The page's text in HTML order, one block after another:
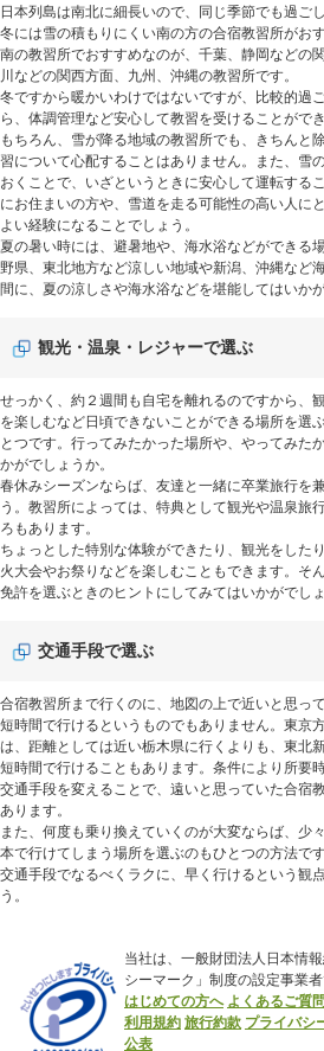
日本列島は南北に細長いので、同じ季節でも過ご
冬には雪の積もりにくい南の方の合宿教習所がおす
南の教習所でおすすめなのが、千葉、静岡などの
川などの関西方面、九州、沖縄の教習所です。
冬ですから暖かいわけではないですが、比較的過
ら、体調管理など安心して教習を受けることができ
もちろん、雪が降る地域の教習所でも、きちんと
習について心配することはありません。また、雪
おくことで、いざというときに安心して運転する
にお住まいの方や、雪道を走る可能性の高い人に
よい経験になることでしょう。
夏の暑い時には、避暑地や、海水浴などができる
野県、東北地方など涼しい地域や新潟、沖縄など
間に、夏の涼しさや海水浴などを堪能してはいかが
観光・温泉・レジャーで選ぶ
せっかく、約２週間も自宅を離れるのですから、
を楽しむなど日頃できないことができる場所を選
とつです。行ってみたかった場所や、やってみた
かがでしょうか。
春休みシーズンならば、友達と一緒に卒業旅行を
う。教習所によっては、特典として観光や温泉旅
ろもあります。
ちょっとした特別な体験ができたり、観光をした
火大会やお祭りなどを楽しむこともできます。そ
免許を選ぶときのヒントにしてみてはいかがでしょ
交通手段で選ぶ
合宿教習所まで行くのに、地図の上で近いと思っ
短時間で行けるというものでもありません。東京
は、距離としては近い栃木県に行くよりも、東北
短時間で行けることもあります。条件により所要
交通手段を変えることで、遠いと思っていた合宿
あります。
また、何度も乗り換えていくのが大変ならば、少
本で行けてしまう場所を選ぶのもひとつの方法です
交通手段でなるべくラクに、早く行けるという観
う。
当社は、一般財団法人日本情
シーマーク」制度の設定事業者
はじめての方へ よくあるご質問
利用規約旅行約款 プライバシ
公表